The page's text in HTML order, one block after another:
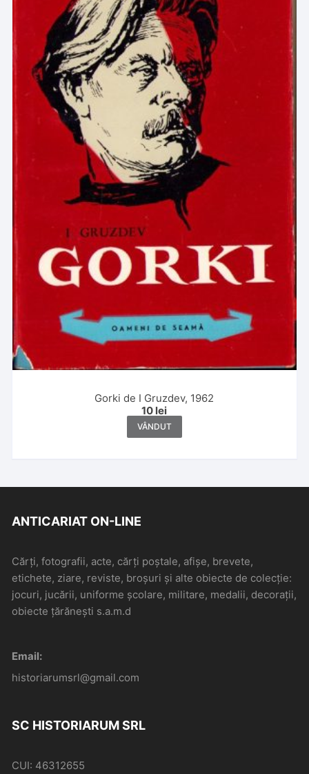
Gorki de I Gruzdev, 1962
10 lei
VÂNDUT
ANTICARIAT ON-LINE
Cărți, fotografii, acte, cărți poștale, afișe, brevete,
etichete, ziare, reviste, broșuri și alte obiecte de colecție:
jocuri, jucării, uniforme școlare, militare, medalii, decorații,
obiecte țărănești s.a.m.d
Email:
historiarumsrl@gmail.com
SC HISTORIARUM SRL
CUI: 46312655